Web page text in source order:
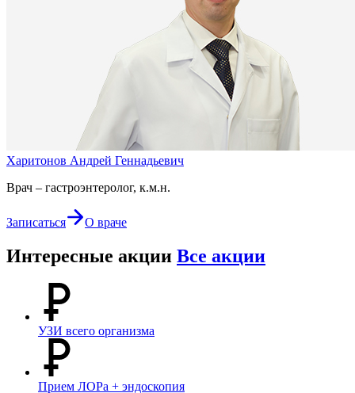
Харитонов Андрей Геннадьевич
Врач – гастроэнтеролог, к.м.н.
Записаться О враче
Интересные акции Все акции
УЗИ всего организма
Прием ЛОРа + эндоскопия